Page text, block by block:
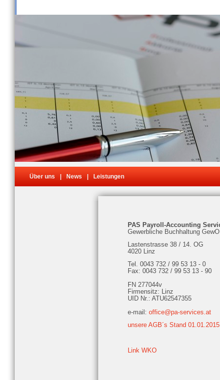
Über uns News Leistungen
PAS Payroll-Accounting
Gewerbliche Buchhaltung GewO
Lastenstrasse 38 / 14. OG
4020 Linz
Tel. 0043 732 / 99 53 13 - 0
Fax: 0043 732 / 99 53 13 - 90
FN 277044v
Firmensitz: Linz
UID Nr.: ATU62547355
e-mail: office@pa-services.at
unsere AGB´s Stand 01.01.2015
Link WKO